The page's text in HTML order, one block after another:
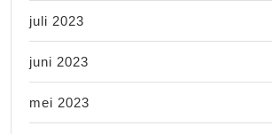
juli 2023
juni 2023
mei 2023